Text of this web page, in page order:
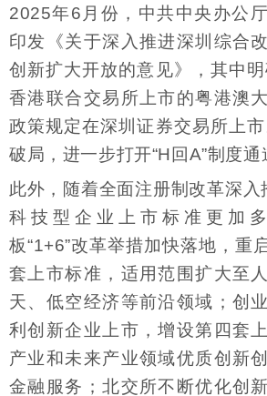
2025年6月份，中共中央办公
印发《关于深入推进深圳综合
创新扩大开放的意见》，其中
香港联合交易所上市的粤港澳
政策规定在深圳证券交易所上
破局，进一步打开“H回A”制度通
此外，随着全面注册制改革深
科技型企业上市标准更加
板“1+6”改革举措加快落地，重
套上市标准，适用范围扩大至
天、低空经济等前沿领域；创
利创新企业上市，增设第四套
产业和未来产业领域优质创新
金融服务；北交所不断优化创